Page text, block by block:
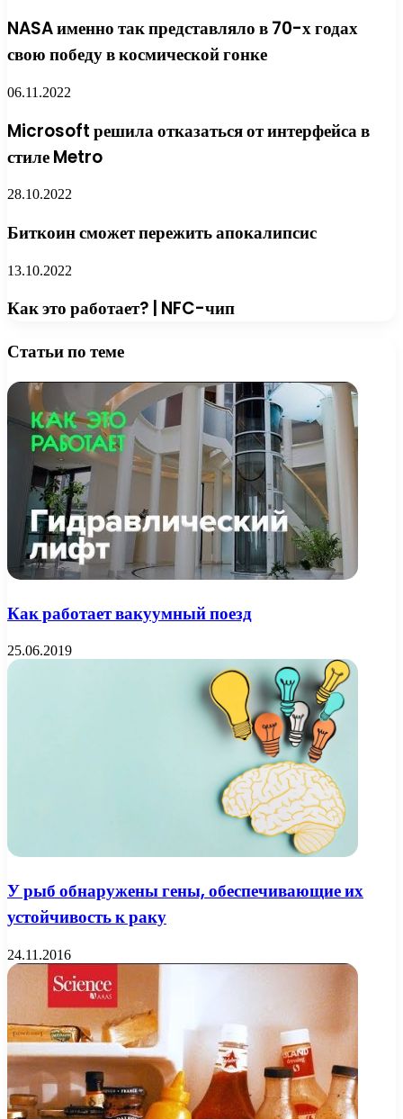
NASA именно так представляло в 70-х годах
свою победу в космической гонке
06.11.2022
Microsoft решила отказаться от интерфейса в
стиле Metro
28.10.2022
Биткоин сможет пережить апокалипсис
13.10.2022
Как это работает? | NFC-чип
Статьи по теме
Как работает вакуумный поезд
25.06.2019
У рыб обнаружены гены, обеспечивающие их
устойчивость к раку
24.11.2016